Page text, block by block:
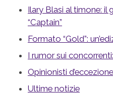
Ilary Blasi al timone: il
“Captain”
Formato “Gold”:
I rumor sui
Opinionisti
Ultime notizie